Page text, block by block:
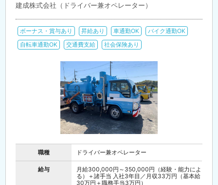
建成株式会社（ドライバー兼オペレーター）
ボーナス・賞与あり 昇給あり 車通勤OK
バイク通勤OK
自転車通勤OK
交通費支給 社会保険あり
職種 ドライバー兼オペレーター
給与
月給300,000円～350,000円（経験・能力によ
る）＋諸手当 入社3年目／月収33万円（基本給
30万円＋職務手当3万円）